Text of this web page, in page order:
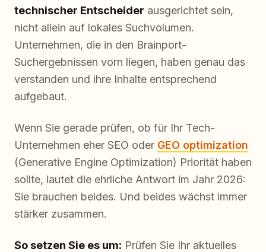
technischer Entscheider ausgerichtet sein,
nicht allein auf lokales Suchvolumen.
Unternehmen, die in den Brainport-
Suchergebnissen vorn liegen, haben genau das
verstanden und ihre Inhalte entsprechend
aufgebaut.
Wenn Sie gerade prüfen, ob für Ihr Tech-
Unternehmen eher SEO oder GEO optimization
(Generative Engine Optimization) Priorität haben
sollte, lautet die ehrliche Antwort im Jahr 2026:
Sie brauchen beides. Und beides wächst immer
stärker zusammen.
So setzen Sie es um: Prüfen Sie Ihr aktuelles